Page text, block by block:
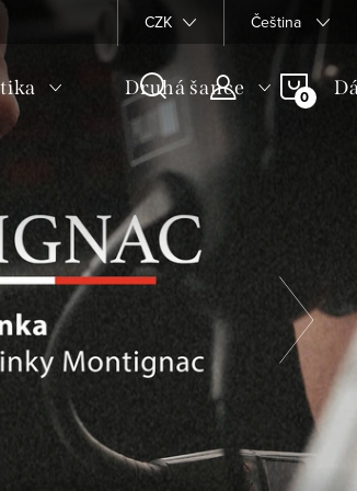
CZK Čeština
Druhá šance